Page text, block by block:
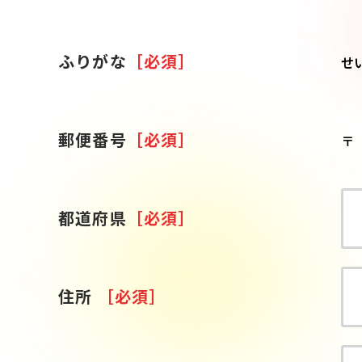
ふりがな ［必須］ せ
郵便番号 ［必須］ 〒
都道府県 ［必須］
住所 ［必須］